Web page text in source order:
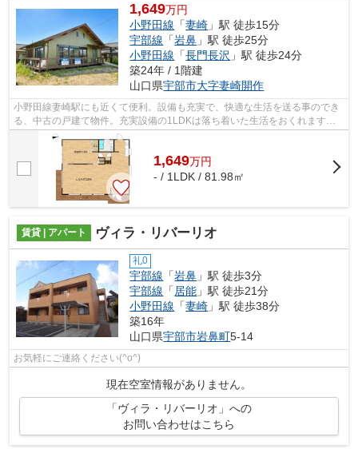
1,649万円
小野田線 「妻崎 」駅 徒歩15分
宇部線 「岩鼻 」駅 徒歩25分
小野田線 「長門長沢 」駅 徒歩24分
築24年 / 1階建
山口県宇部市大字妻崎開作
小野田線妻崎駅にも近くて便利。設備も充実で、快適な生活を送る事のでき
る、中古の戸建て物件。充実設備の1LDKは落ち着いた生活をおくれます。
建物面積81.98㎡もあるので有効活用しま...
1,649万円
- / 1LDK / 81.98㎡
賃貸 | アパート ヴィラ・リバーリオ
礼0
宇部線 「岩鼻 」駅 徒歩3分
宇部線 「 居能 」駅 徒歩21分
小野田線 「妻崎 」駅 徒歩38分
築16年
山口県宇部市岩鼻町5-14
お気軽にご連絡ください(^o^)
現在空室情報がありません。
「ヴィラ・リバーリオ」への
お問い合わせはこちら